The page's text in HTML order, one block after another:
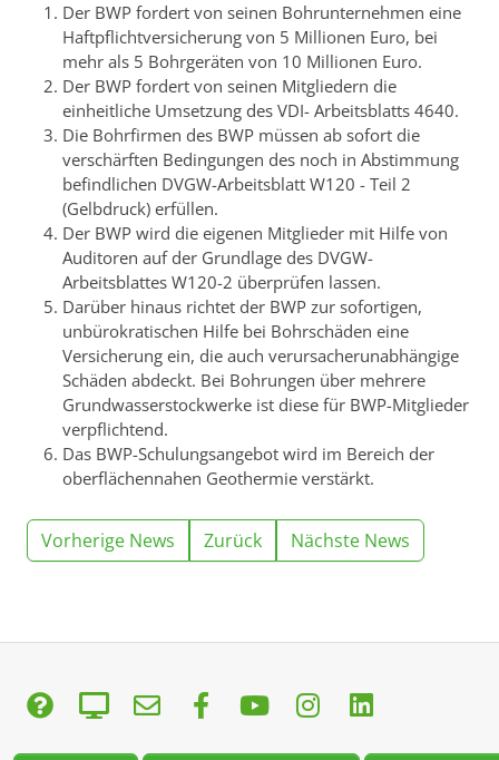
Der BWP fordert von seinen Bohrunternehmen eine
Haftpflichtversicherung von 5 Millionen Euro, bei
mehr als 5 Bohrgeräten von 10 Millionen Euro.
Der BWP fordert von seinen Mitgliedern die
einheitliche Umsetzung des VDI- Arbeitsblatts 4640.
Die Bohrfirmen des BWP müssen ab sofort die
verschärften Bedingungen des noch in Abstimmung
befindlichen DVGW-Arbeitsblatt W120 - Teil 2
(Gelbdruck) erfüllen.
Der BWP wird die eigenen Mitglieder mit Hilfe von
Auditoren auf der Grundlage des DVGW-
Arbeitsblattes W120-2 überprüfen lassen.
Darüber hinaus richtet der BWP zur sofortigen,
unbürokratischen Hilfe bei Bohrschäden eine
Versicherung ein, die auch verursacherunabhängige
Schäden abdeckt. Bei Bohrungen über mehrere
Grundwasserstockwerke ist diese für BWP-Mitglieder
verpflichtend.
Das BWP-Schulungsangebot wird im Bereich der
oberflächennahen Geothermie verstärkt.
Vorherige News Zurück Nächste News